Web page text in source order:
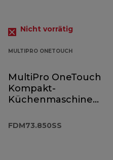
Nicht vorrätig
MULTIPRO ONETOUCH
MultiPro OneTouch
Kompakt-
Küchenmaschine
FDM73.850SS
FDM73.850SS